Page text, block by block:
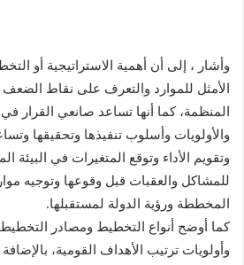
وأشار ، إلى أن أهمية الاستراتيجية أو
الأمثل للموارد والتعرف على نقاط
المنظمة، كما أنها تساعد صانعي القرار
والأولويات وأسلوب تنفيذها وتحقيقها
وتقويم الأداء وتوقع المتغيرات في البيئة
للمشاكل والعقبات قبل وقوعها وتوجيه
المخططة ورؤية الدولة لمستقبلها.
كما أوضح أنواع التخطيط ومصادر التخطيط
وأولويات ترتيب الأهداف القومية،